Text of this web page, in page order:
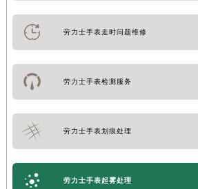
劳力士手表走时问题维修
劳力士手表检测服务
劳力士手表划痕处理
劳力士手表起雾处理